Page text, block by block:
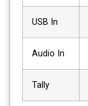
USB In
Audio In
Tally